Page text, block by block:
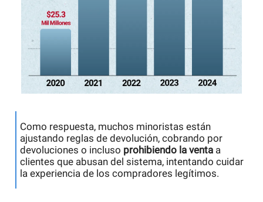
Como respuesta, muchos minoristas están
ajustando reglas de devolución, cobrando por
devoluciones o incluso prohibiendo la venta a
clientes que abusan del sistema, intentando cuidar
la experiencia de los compradores legítimos.